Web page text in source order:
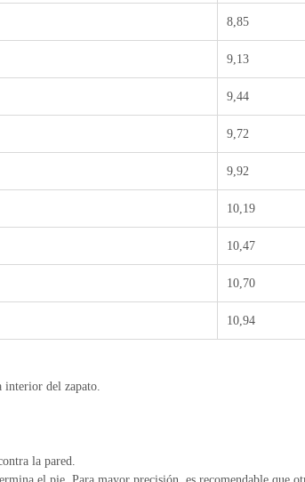
8,85
9,13
9,44
9,72
9,92
10,19
10,47
10,70
10,94
interior del zapato.
la pared.